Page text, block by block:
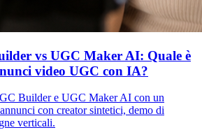
vs UGC Maker AI: Quale è
video UGC con IA?
Builder e UGC Maker AI con un
con creator sintetici, demo di
verticali.